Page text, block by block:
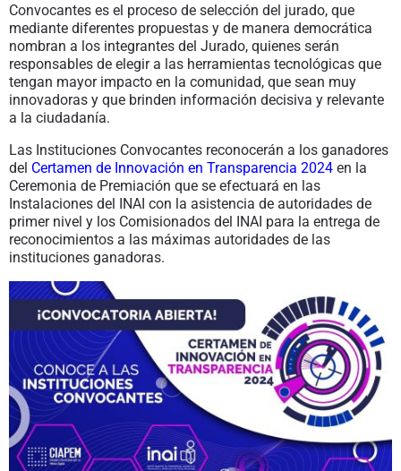
Convocantes es el proceso de selección del jurado, que
mediante diferentes propuestas y de manera democrática
nombran a los integrantes del Jurado, quienes serán
responsables de elegir a las herramientas tecnológicas que
tengan mayor impacto en la comunidad, que sean muy
innovadoras y que brinden información decisiva y relevante
a la ciudadanía.
Las Instituciones Convocantes reconocerán a los ganadores
del Certamen de Innovación en Transparencia 2024 en la
Ceremonia de Premiación que se efectuará en las
Instalaciones del INAI con la asistencia de autoridades de
primer nivel y los Comisionados del INAI para la entrega de
reconocimientos a las máximas autoridades de las
instituciones ganadoras.